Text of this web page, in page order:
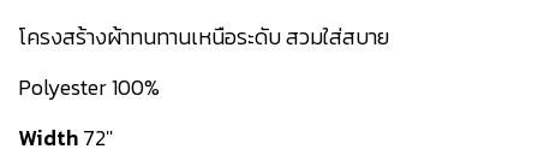
โครงสร้างผ้าทนทานเหนือระดับ สวมใส่สบาย
Polyester 100%
Width72''